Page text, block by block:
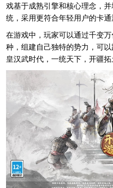
戏基于成熟引擎和核心理念，
统，采用更符合年轻用户的卡通
在游戏中，玩家可以通过千变
种，组建自己独特的势力，可
皇汉武时代，一统天下，开疆拓